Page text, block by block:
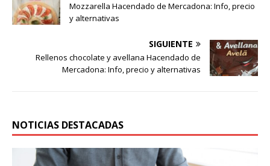
Mozzarella Hacendado de Mercadona: Info, precio
y alternativas
SIGUIENTE
Rellenos chocolate y avellana Hacendado de
Mercadona: Info, precio y alternativas
NOTICIAS DESTACADAS